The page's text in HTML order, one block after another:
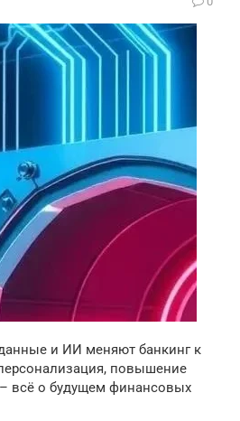
и ИИ меняют банкинг к
повышение
всё о будущем финансовых